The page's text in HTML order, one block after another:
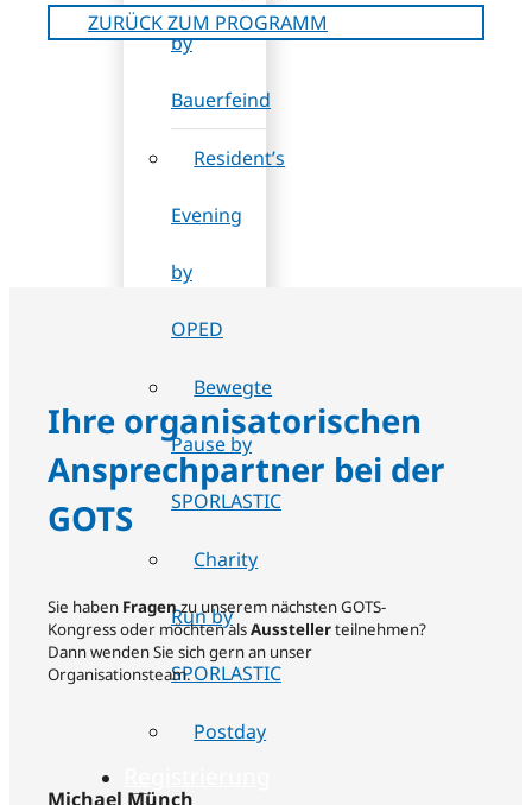
by
Bauerfeind
Resident’s
Evening
by
OPED
Bewegte
Pause by
SPORLASTIC
Charity
Run by
SPORLASTIC
Postday
ZURÜCK ZUM PROGRAMM
Ihre organisatorischen
Ansprechpartner bei der
GOTS
Sie haben Fragenzu unserem nächsten GOTS-
Kongress oder möchten alsAusstellerteilnehmen?
Dann wenden Sie sich gern an unser
Organisationsteam.
Michael Münch